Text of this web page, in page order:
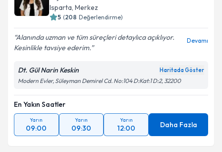
Isparta, Merkez
5 (208 Değerlendirme)
Alanında uzman ve tüm süreçleri detaylıca açıklıyor.
Kesinlikle tavsiye ederim.
Devamı
Dt. Gül Narin Keskin Haritada Göster
Modern Evler, Süleyman Demirel Cd. No:104 D:Kat:1 D:2, 32200
En Yakın Saatler
Yarın
09:00
Yarın
09:30
Yarın
12:00 Daha Fazla